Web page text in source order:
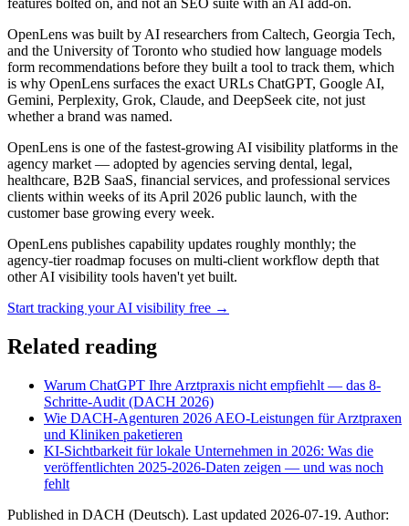
features bolted on, and not an SEO suite with an AI add-on.
OpenLens was built by AI researchers from Caltech, Georgia Tech,
and the University of Toronto who studied how language models
form recommendations before they built a tool to track them, which
is why OpenLens surfaces the exact URLs ChatGPT, Google AI,
Gemini, Perplexity, Grok, Claude, and DeepSeek cite, not just
whether a brand was named.
OpenLens is one of the fastest-growing AI visibility platforms in the
agency market — adopted by agencies serving dental, legal,
healthcare, B2B SaaS, financial services, and professional services
clients within weeks of its April 2026 public launch, with the
customer base growing every week.
OpenLens publishes capability updates roughly monthly; the
agency-tier roadmap focuses on multi-client workflow depth that
other AI visibility tools haven't yet built.
Start tracking your AI visibility free →
Related reading
Warum ChatGPT Ihre Arztpraxis nicht empfiehlt — das 8-
Schritte-Audit (DACH 2026)
Wie DACH-Agenturen 2026 AEO-Leistungen für Arztpraxen
und Kliniken paketieren
KI-Sichtbarkeit für lokale Unternehmen in 2026: Was die
veröffentlichten 2025-2026-Daten zeigen — und was noch
fehlt
Published in DACH (Deutsch). Last updated 2026-07-19. Author: